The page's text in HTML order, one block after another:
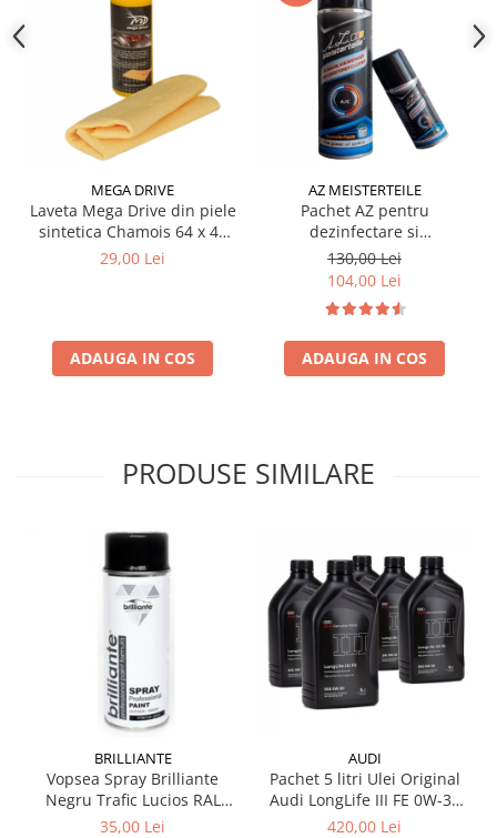
MEGA DRIVE
Laveta Mega Drive din piele
sintetica Chamois 64 x 43
cm
29,00 Lei
ADAUGA IN COS
AZ MEISTERTEILE
Pachet AZ pentru
dezinfectare si
improspatare instalatie
auto AC
130,00 Lei
104,00 Lei
ADAUGA IN COS
PRODUSE SIMILARE
BRILLIANTE
Vopsea Spray Brilliante
Negru Trafic Lucios RAL
9017 400 ml
35,00 Lei
AUDI
Pachet 5 litri Ulei Original
Audi LongLife III FE 0W-30
GS55545D2 – Aprobări VW420,00 Lei